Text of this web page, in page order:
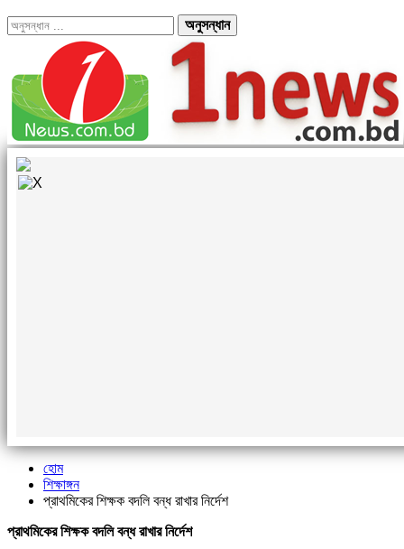
হোম
শিক্ষাঙ্গন
প্রাথমিকের শিক্ষক বদলি বন্ধ রাখার নির্দেশ
প্রাথমিকের শিক্ষক বদলি বন্ধ রাখার নির্দেশ